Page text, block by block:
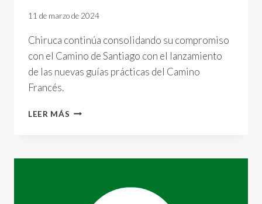
11 de marzo de 2024
Chiruca continúa consolidando su compromiso
con el Camino de Santiago con el lanzamiento
de las nuevas guías prácticas del Camino
Francés.
LEER MÁS CHIRUCA
GUÍA
CAMINO